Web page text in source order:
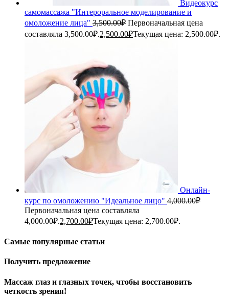
Видеокурс
самомассажа "Интероральное моделирование и
омоложение лица" 3,500.00₽ Первоначальная цена
составляла 3,500.00₽.2,500.00₽Текущая цена: 2,500.00₽.
Онлайн-
курс по омоложению "Идеальное лицо" 4,000.00₽
Первоначальная цена составляла
4,000.00₽.2,700.00₽Текущая цена: 2,700.00₽.
Самые популярные статьи
Получить предложение
Массаж глаз и глазных точек, чтобы восстановить
четкость зрения!